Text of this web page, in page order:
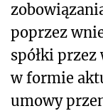
poprzez
spółki
w formie
umowy